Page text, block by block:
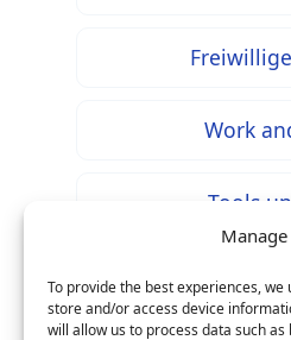
To provide the best experiences,
store and/or access device
will allow us to process data such
Work
Tools
* Bei mit diesem Zeichen